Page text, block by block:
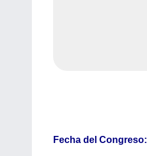
Fecha del Congreso: